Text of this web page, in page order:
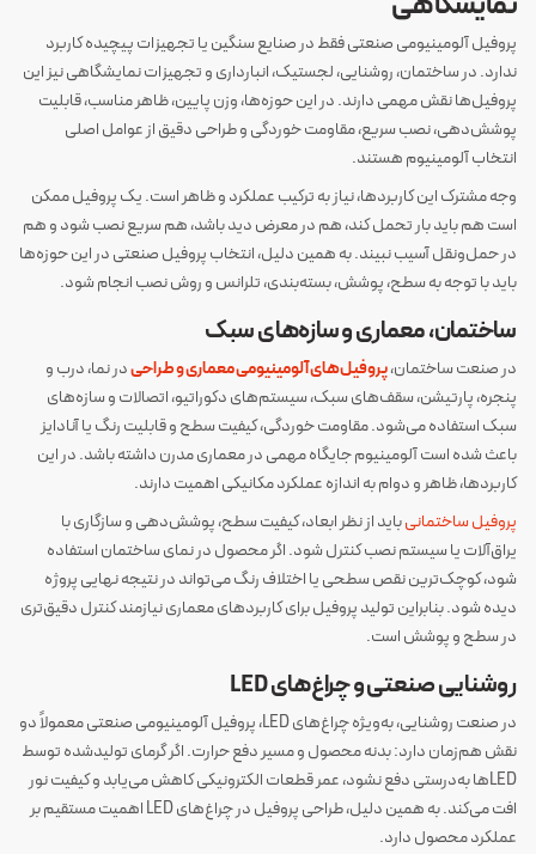
پروفیل آلومینیومی صنعتی فقط در صنایع سنگین یا تجهیزات پیچیده کاربرد
ندارد. در ساختمان، روشنایی، لجستیک، انبارداری و تجهیزات نمایشگاهی نیز این
پروفیل‌ها نقش مهمی دارند. در این حوزه‌ها، وزن پایین، ظاهر مناسب، قابلیت
پوشش‌دهی، نصب سریع، مقاومت خوردگی و طراحی دقیق از عوامل اصلی
انتخاب آلومینیوم هستند.
وجه مشترک این کاربردها، نیاز به ترکیب عملکرد و ظاهر است. یک پروفیل ممکن
است هم باید بار تحمل کند، هم در معرض دید باشد، هم سریع نصب شود و هم
در حمل‌ونقل آسیب نبیند. به همین دلیل، انتخاب پروفیل صنعتی در این حوزه‌ها
باید با توجه به سطح، پوشش، بسته‌بندی، تلرانس و روش نصب انجام شود.
ساختمان، معماری و سازه‌های سبک
در صنعت ساختمان،پروفیل‌های آلومینیومی معماری و طراحیدر نما، درب و
پنجره، پارتیشن، سقف‌های سبک، سیستم‌های دکوراتیو، اتصالات و سازه‌های
سبک استفاده می‌شود. مقاومت خوردگی، کیفیت سطح و قابلیت رنگ یا آنادایز
باعث شده است آلومینیوم جایگاه مهمی در معماری مدرن داشته باشد. در این
کاربردها، ظاهر و دوام به اندازه عملکرد مکانیکی اهمیت دارند.
پروفیل ساختمانیباید از نظر ابعاد، کیفیت سطح، پوشش‌دهی و سازگاری با
یراق‌آلات یا سیستم نصب کنترل شود. اگر محصول در نمای ساختمان استفاده
شود، کوچک‌ترین نقص سطحی یا اختلاف رنگ می‌تواند در نتیجه نهایی پروژه
دیده شود. بنابراین تولید پروفیل برای کاربردهای معماری نیازمند کنترل دقیق‌تری
در سطح و پوشش است.
روشنایی صنعتی و چراغ‌های LED
در صنعت روشنایی، به‌ویژه چراغ‌های LED، پروفیل آلومینیومی صنعتی معمولاً دو
نقش هم‌زمان دارد: بدنه محصول و مسیر دفع حرارت. اگر گرمای تولیدشده توسط
LEDها به‌درستی دفع نشود، عمر قطعات الکترونیکی کاهش می‌یابد و کیفیت نور
افت می‌کند. به همین دلیل، طراحی پروفیل در چراغ‌های LED اهمیت مستقیم بر
عملکرد محصول دارد.